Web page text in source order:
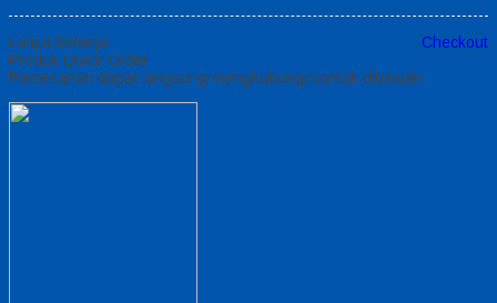
Lanjut Belanja
Checkout
Produk Quick Order
Pemesanan dapat langsung menghubungi kontak dibawah: